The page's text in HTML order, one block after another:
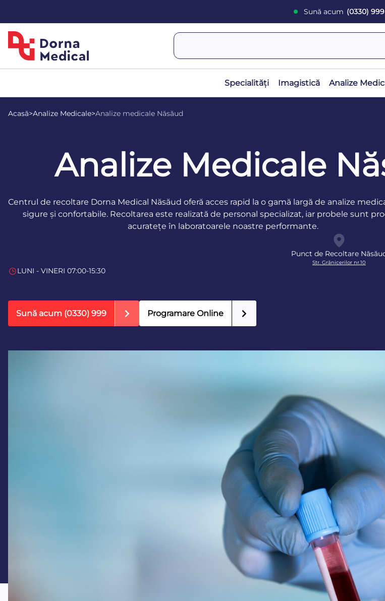
Sună acum (0330) 999
Specialități Imagistică Analize
Acasă>Analize Medicale>Analize medicale Năsăud
Analize Medicale
Centrul de recoltare Dorna Medical Năsăud oferă acces rapid la o gamă largă de analize
sigure și confortabile. Recoltarea este realizată de personal specializat, iar probele sunt
acuratețe în laboratoarele noastre performante.
Punct de Recoltare
Str. Grănicerilor nr.10
LUNI - VINERI 07:00-15:30
Sună acum (0330) 999 Programare Online